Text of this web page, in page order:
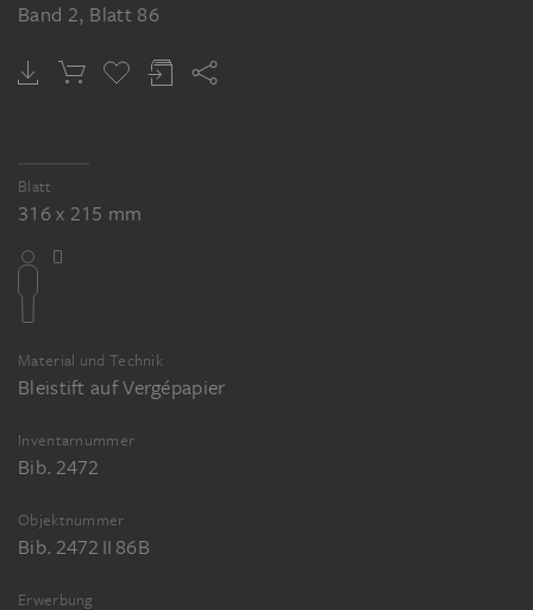
Band 2, Blatt 86
Blatt
316 x 215 mm
Material und Technik
Bleistift auf Vergépapier
Inventarnummer
Bib. 2472
Objektnummer
Bib. 2472 II 86B
Erwerbung